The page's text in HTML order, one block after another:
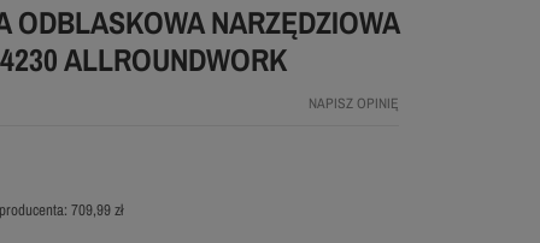
ODBLASKOWA NARZĘDZIOWA
ALLROUNDWORK
NAPISZ OPINIĘ
709,99 zł